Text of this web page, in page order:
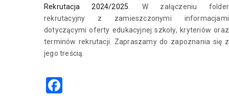
Rekrutacja 2024/2025 . W załączeniu folder
rekrutacyjny z zamieszczonymi informacjami
dotyczącymi oferty edukacyjnej szkoły, kryteriów oraz
terminów rekrutacji. Zapraszamy do zapoznania się z
jego treścią.